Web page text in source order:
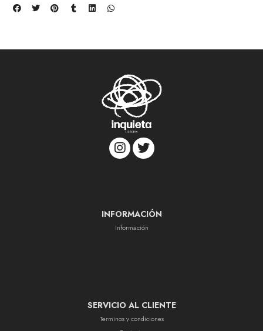
INFORMACIÓN
Información
SERVICIO AL CLIENTE
Terminos y condiciones